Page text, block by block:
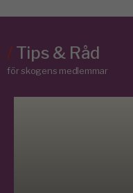
/Tips & Råd
för skogens medlemmar